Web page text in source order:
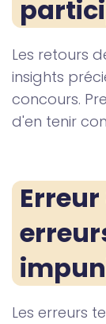
Les retours
insights
concours.
d'en tenir
Erreur
Les erreurs